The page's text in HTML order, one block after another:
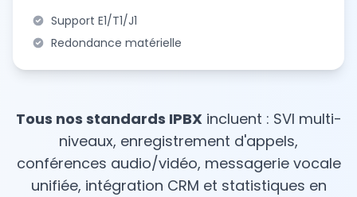
Support E1/T1/J1
Redondance matérielle
Tous nos standards IPBXincluent : SVI multi-
niveaux, enregistrement d'appels,
conférences audio/vidéo, messagerie vocale
unifiée, intégration CRM et statistiques en